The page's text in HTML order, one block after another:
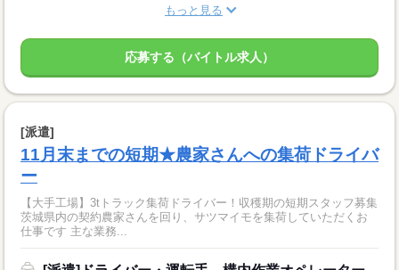
もっと見る
応募する（バイトル求人）
[派遣]
11月末までの短期★農家さんへの集荷ドライバ
ー
【大手工場】3tトラック集荷ドライバー！収穫期の短期スタッフ募集
茨城県内の契約農家さんを回り、サツマイモを集荷していただくお
仕事です 主な業務...